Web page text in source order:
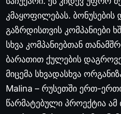
კმაყოფილებას. ბონუსების
გაზრდისთვის კომპანიები
სხვა კომპანიებთან
ბარათით ქულების
მიცემა სხვადასხვა
Malina – რუსეთში ერთ-
წარმატებული პროექტია